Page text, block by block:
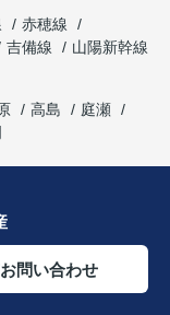
赤穂線
吉備線
山陽新幹線
高島
庭瀬
お問い合わせ